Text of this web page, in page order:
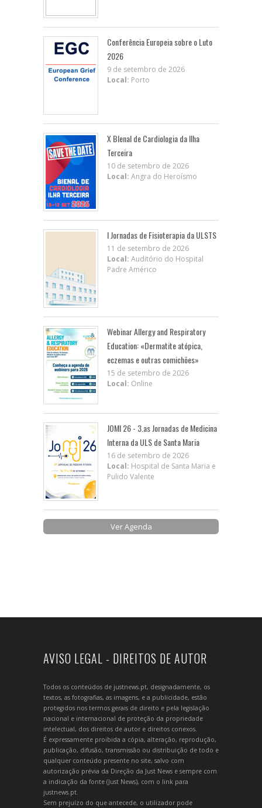
Conferência Europeia sobre o Luto
2026
9 de setembro de 2026
Local: Porto
X BIenal de Cardiologia da Ilha
Terceira
10 de setembro de 2026
Local: Angra do Heroísmo
I Jornadas de Fisioterapia da ULSTS
11 de setembro de 2026
Local: Auditório do Hospital
Padre Américo
Webinar Allergy and Respiratory
Education: «Dermatite atópica,
eczemas e outras comichões»
15 de setembro de 2026
Local: Online
JOMI 26 - 3.as Jornadas de Medicina
Interna da ULS de Santa Maria
16 de setembro de 2026
Local: Hospital de Santa Maria e
Pulido Valente
Ver Agenda
AVISO LEGAL - DIREITOS DE AUTOR
Todos os conteúdos de justnews.pt, designadamente, os
textos, as fotografias, as imagens, e a publicidade, estão
protegidos nos termos gerais de direito e pela legislação
nacional e internacional de proteção da propriedade
intelectual, dos direitos de autor e direitos conexos.
É expressamente proibida a cópia, alteração, reprodução,
publicação, difusão, transmissão ou distribuição de todo e
qualquer conteúdo presente no site, salvo com
autorização prévia da Direção da Just News e sempre com
a indicação da fonte (Just News), com o link para
justnews.pt.
Sem prejuízo do que antecede, o utilizador pode